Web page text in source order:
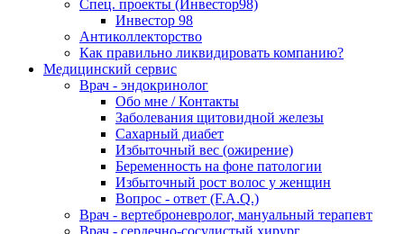
Спец. проекты (Инвестор98)
Инвестор 98
Антиколлекторство
Как правильно ликвидировать компанию?
Медицинский сервис
Врач - эндокринолог
Обо мне / Контакты
Заболевания щитовидной железы
Сахарный диабет
Избыточный вес (ожирение)
Беременность на фоне патологии
Избыточный рост волос у женщин
Вопрос - ответ (F.A.Q.)
Врач - вертеброневролог, мануальный терапевт
Врач - сердечно-сосудистый хирург